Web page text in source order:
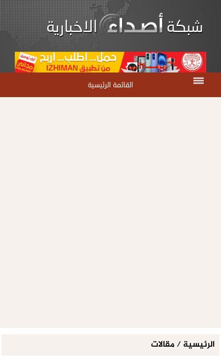
القائمة الرئيسية
الرئيسية/ مقالات